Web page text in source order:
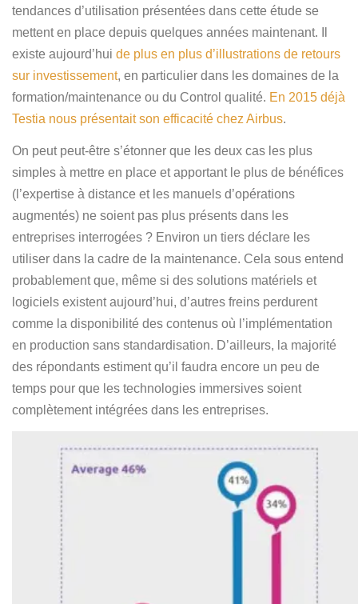
tendances d’utilisation présentées dans cette étude se
mettent en place depuis quelques années maintenant. Il
existe aujourd’hui de plus en plus d’illustrations de retours
sur investissement, en particulier dans les domaines de la
formation/maintenance ou du Control qualité. En 2015 déjà
Testia nous présentait son efficacité chez Airbus.
On peut peut-être s’étonner que les deux cas les plus
simples à mettre en place et apportant le plus de bénéfices
(l’expertise à distance et les manuels d’opérations
augmentés) ne soient pas plus présents dans les
entreprises interrogées ? Environ un tiers déclare les
utiliser dans la cadre de la maintenance. Cela sous entend
probablement que, même si des solutions matériels et
logiciels existent aujourd’hui, d’autres freins perdurent
comme la disponibilité des contenus où l’implémentation
en production sans standardisation. D’ailleurs, la majorité
des répondants estiment qu’il faudra encore un peu de
temps pour que les technologies immersives soient
complètement intégrées dans les entreprises.